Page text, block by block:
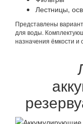
Лестницы,
Представлены
для воды.
назначения ёмкости и